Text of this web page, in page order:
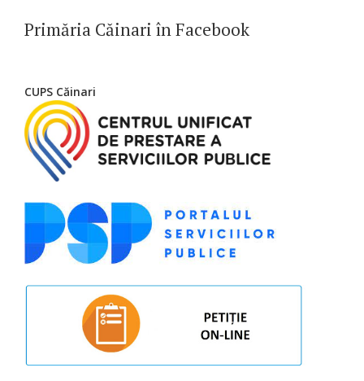
Primăria Căinari în Facebook
CUPS Căinari